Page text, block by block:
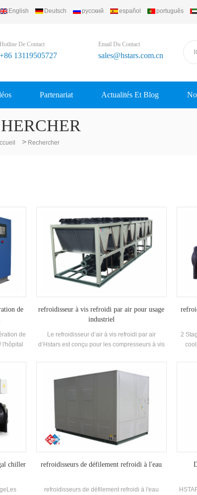
English Deutsch русский español português
Hotline De Contact
+86 13119505727
Email Du Contact
sales@hstars.com.cn
Partenariat Actualités Et Blog
> Rechercher
de
de
l'hôpital
et
refroidisseur à vis refroidi par air pour usage
industriel
Le refroidisseur d’air à vis refroidi par air
d’Hstars est conçu pour les compresseurs à vis
pour les clients à usage industriel. haute qualité
avec une utilisation facile.
2
chiller refroidisseurs de défilement refroidi à l'eau
refroidisseurs de défilement refroidi à l'eau